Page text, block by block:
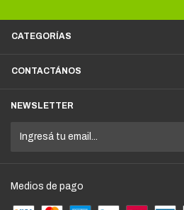
CATEGORÍAS
CONTACTÁNOS
NEWSLETTER
Medios de pago